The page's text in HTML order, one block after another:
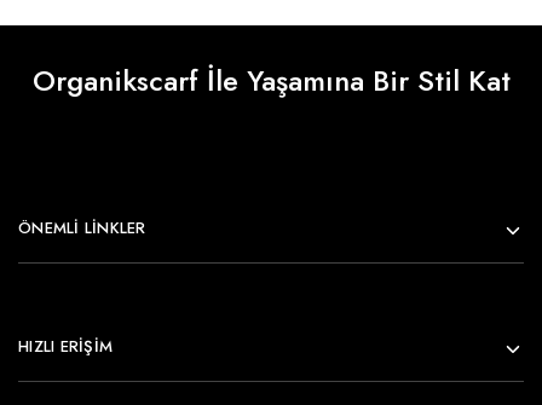
Organikscarf İle Yaşamına Bir Stil Kat
ÖNEMLI LINKLER
HIZLI ERİŞİM